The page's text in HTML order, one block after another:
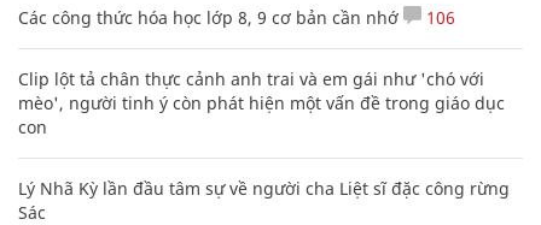
Các công thức hóa học lớp 8, 9 cơ bản cần nhớ 106
Clip lột tả chân thực cảnh anh trai và em gái như 'chó với
mèo', người tinh ý còn phát hiện một vấn đề trong giáo dục
con
Lý Nhã Kỳ lần đầu tâm sự về người cha Liệt sĩ đặc công rừng
Sác